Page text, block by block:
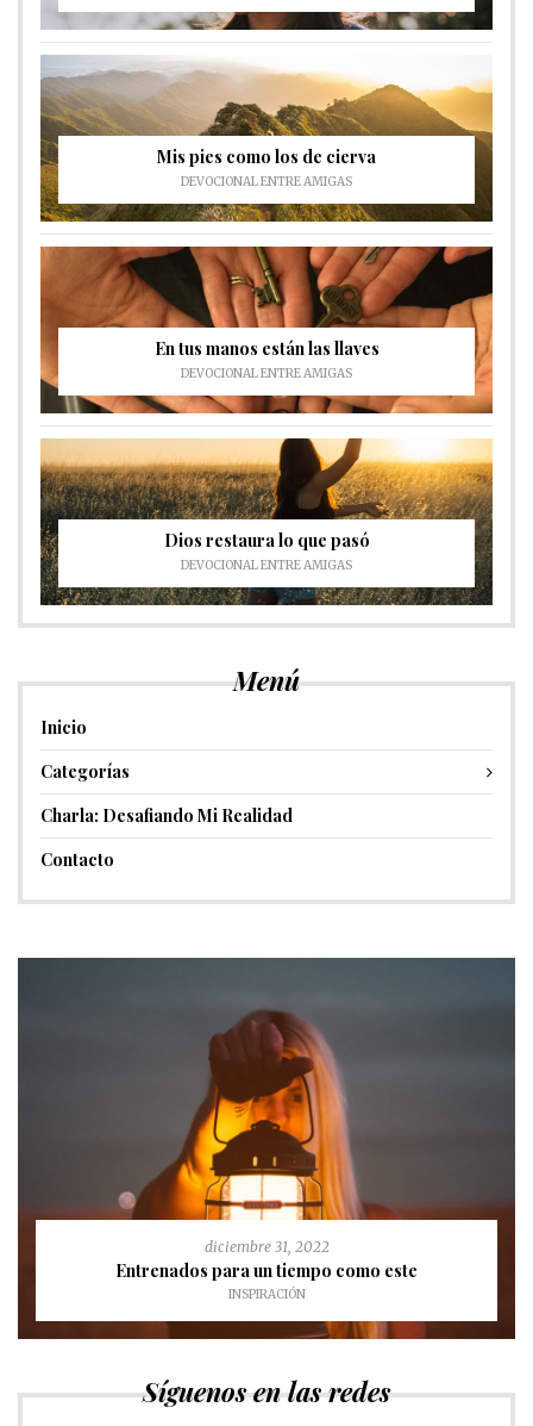
Mis pies como los de cierva
DEVOCIONAL ENTRE AMIGAS
En tus manos están las llaves
DEVOCIONAL ENTRE AMIGAS
Dios restaura lo que pasó
DEVOCIONAL ENTRE AMIGAS
Menú
Inicio
Categorías
Charla: Desafiando Mi Realidad
Contacto
diciembre 31, 2022
Entrenados para un tiempo como este
INSPIRACIÓN
Síguenos en las redes